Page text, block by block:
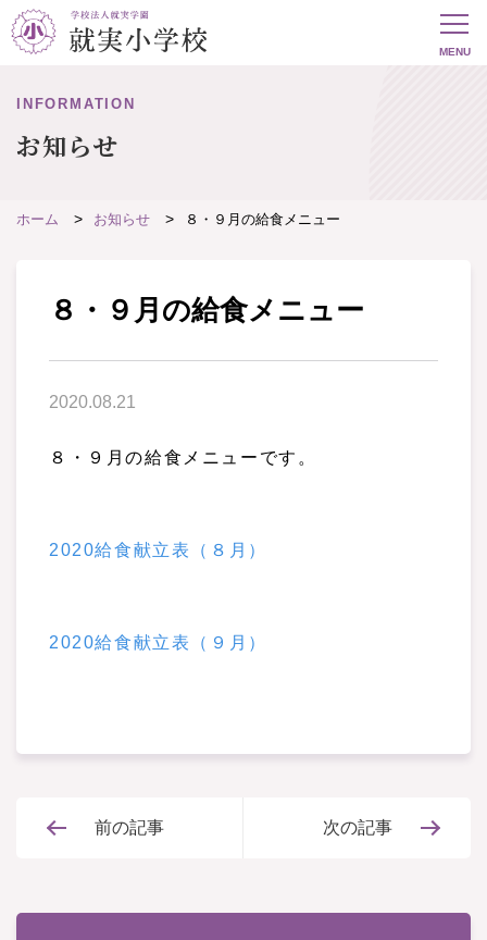
INFORMATION
お知らせ
ホーム お知らせ ８・９月の給食メニュー
８・９月の給食メニュー
2020.08.21
８・９月の給食メニューです。
2020給食献立表（８月）
2020給食献立表（９月）
前の記事 次の記事